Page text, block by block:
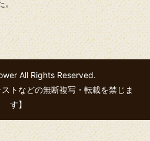
。
All Rights Reserved.
ストなどの無断複写・転載を禁じま
す】